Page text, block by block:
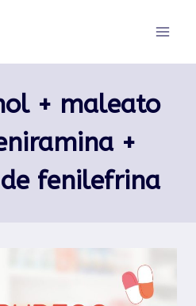
+ maleato
+
fenilefrina